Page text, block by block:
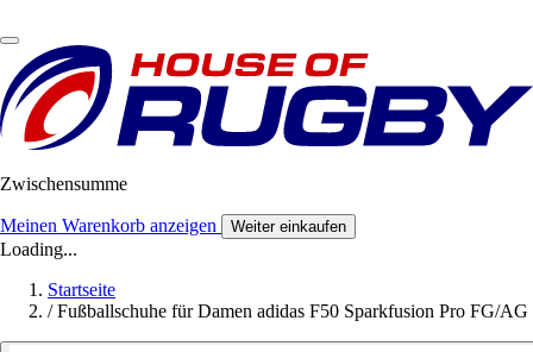
Zwischensumme
Meinen Warenkorb anzeigen Weiter einkaufen
Loading...
Startseite
/ Fußballschuhe für Damen adidas F50 Sparkfusion Pro FG/AG